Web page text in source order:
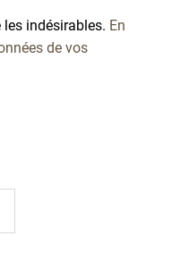
indésirables. En
de vos